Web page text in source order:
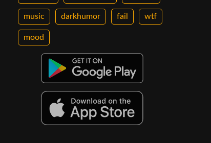
music darkhumor fail wtf
mood